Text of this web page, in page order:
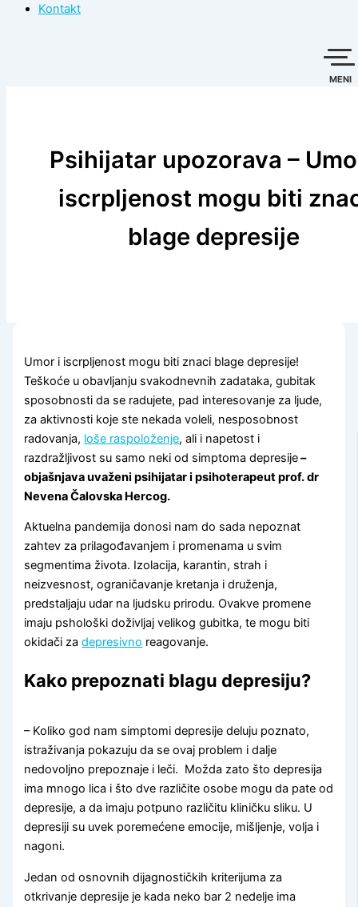
Kontakt
MENI
Psihijatar upozorava –
iscrpljenost mogu biti
blage depresije
Umor i iscrpljenost mogu biti znaci blage depresije!
Teškoće u obavljanju svakodnevnih zadataka, gubitak
sposobnosti da se radujete, pad interesovanje za ljude,
za aktivnosti koje ste nekada voleli, nesposobnost
radovanja, loše raspoloženje, ali i napetost i
razdražljivost su samo neki od simptoma depresije–
objašnjava uvaženi psihijatar i psihoterapeut prof. dr
Nevena Čalovska Hercog.
Aktuelna pandemija donosi nam do sada nepoznat
zahtev za prilagođavanjem i promenama u svim
segmentima života. Izolacija, karantin, strah i
neizvesnost, ograničavanje kretanja i druženja,
predstaljaju udar na ljudsku prirodu. Ovakve promene
imaju pshološki doživljaj velikog gubitka, te mogu biti
okidači zadepresivno reagovanje.
Kako prepoznati blagu depresiju?
– Koliko god nam simptomi depresije deluju poznato,
istraživanja pokazuju da se ovaj problem i dalje
nedovoljno prepoznaje i leči. Možda zato što depresija
ima mnogo lica i što dve različite osobe mogu da pate od
depresije, a da imaju potpuno različitu kliničku sliku. U
depresiji su uvek poremećene emocije, mišljenje, volja i
nagoni.
Jedan od osnovnih dijagnostičkih kriterijuma za
otkrivanje depresije je kada neko bar 2 nedelje ima